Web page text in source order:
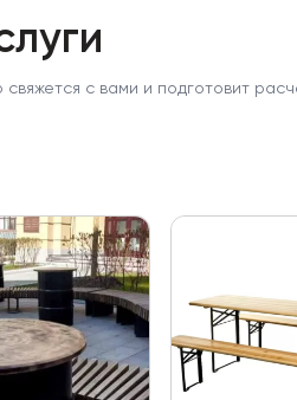
с вами и подготовит